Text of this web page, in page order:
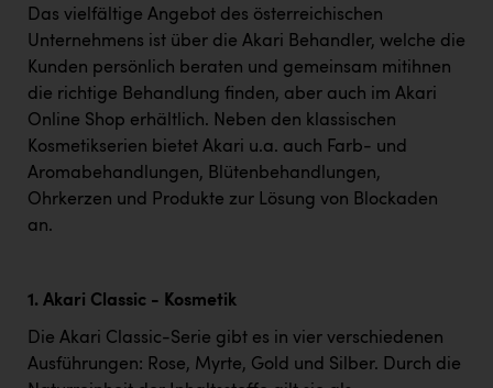
Das vielfältige Angebot des österreichischen
Unternehmens ist über die Akari Behandler, welche die
Kunden persönlich beraten und gemeinsam mitihnen
die richtige Behandlung finden, aber auch im Akari
Online Shop erhältlich. Neben den klassischen
Kosmetikserien bietet Akari u.a. auch Farb- und
Aromabehandlungen, Blütenbehandlungen,
Ohrkerzen und Produkte zur Lösung von Blockaden
an.
1. Akari Classic - Kosmetik
Die Akari Classic-Serie gibt es in vier verschiedenen
Ausführungen: Rose, Myrte, Gold und Silber. Durch die